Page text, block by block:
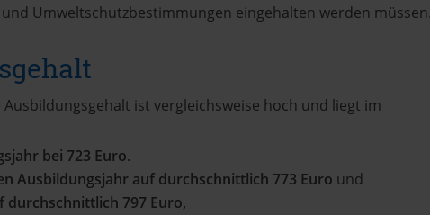
Umweltschutzbestimmungen eingehalten werden müssen.
ist vergleichsweise hoch und liegt im
bei 723 Euro.
Ausbildungsjahr auf durchschnittlich 773 Euro und
durchschnittlich 797 Euro,